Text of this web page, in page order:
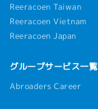
Reeracoen Taiwan
Reeracoen Vietnam
Reeracoen Japan
グループサービス一覧
Abroaders Career